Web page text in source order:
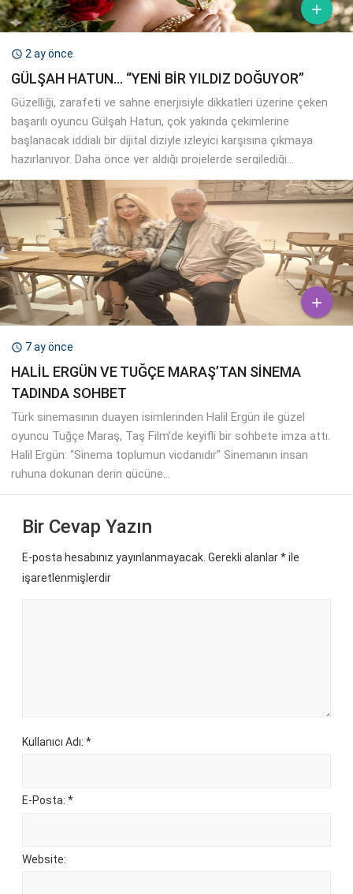

 2 ay önce
GÜLŞAH HATUN… “YENİ BİR YILDIZ DOĞUYOR”
Güzelliği, zarafeti ve sahne enerjisiyle dikkatleri üzerine çeken
başarılı oyuncu Gülşah Hatun, çok yakında çekimlerine
başlanacak iddialı bir dijital diziyle izleyici karşısına çıkmaya
hazırlanıyor. Daha önce yer aldığı projelerde sergilediği...

 7 ay önce
HALİL ERGÜN VE TUĞÇE MARAŞ’TAN SİNEMA
TADINDA SOHBET
Türk sinemasının duayen isimlerinden Halil Ergün ile güzel
oyuncu Tuğçe Maraş, Taş Film’de keyifli bir sohbete imza attı.
Halil Ergün: “Sinema toplumun vicdanıdır” Sinemanın insan
ruhuna dokunan derin gücüne...
Bir Cevap Yazın
E-posta hesabınız yayınlanmayacak. Gerekli alanlar*ile
işaretlenmişlerdir
Kullanıcı Adı: *
E-Posta: *
Website: